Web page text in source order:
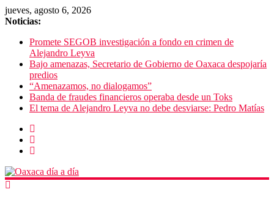
jueves, agosto 6, 2026
Noticias:
Promete SEGOB investigación a fondo en crimen de
Alejandro Leyva
Bajo amenazas, Secretario de Gobierno de Oaxaca despojaría
predios
“Amenazamos, no dialogamos”
Banda de fraudes financieros operaba desde un Toks
El tema de Alejandro Leyva no debe desviarse: Pedro Matías